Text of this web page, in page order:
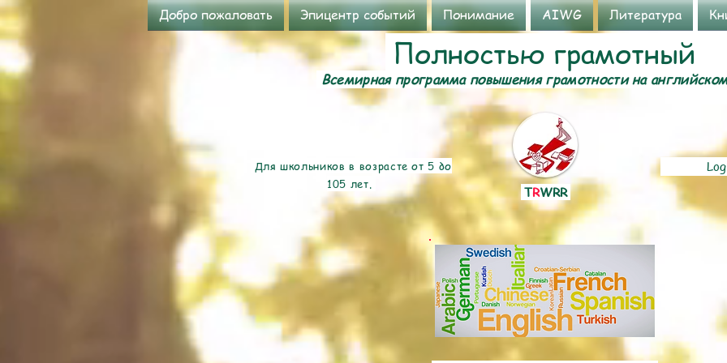
Добро пожаловать Эпицентр событий Понимание AIWG Литература
Всемирная программа повышения грамотности на
Полностью грамотный
Для школьников в возрасте от 5 до
105 лет.
TRWRR